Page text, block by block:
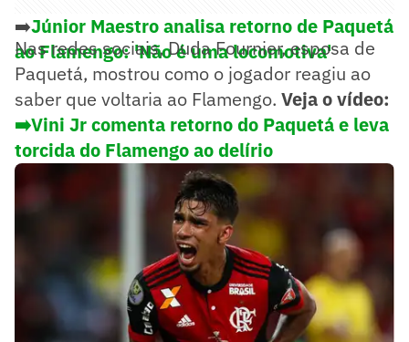
➡️Júnior Maestro analisa retorno de Paquetá
ao Flamengo: 'Não é uma locomotiva'
Nas redes sociais, Duda Fournier, esposa de
Paquetá, mostrou como o jogador reagiu ao
saber que voltaria ao Flamengo. Veja o vídeo:
➡️Vini Jr comenta retorno do Paquetá e leva
torcida do Flamengo ao delírio